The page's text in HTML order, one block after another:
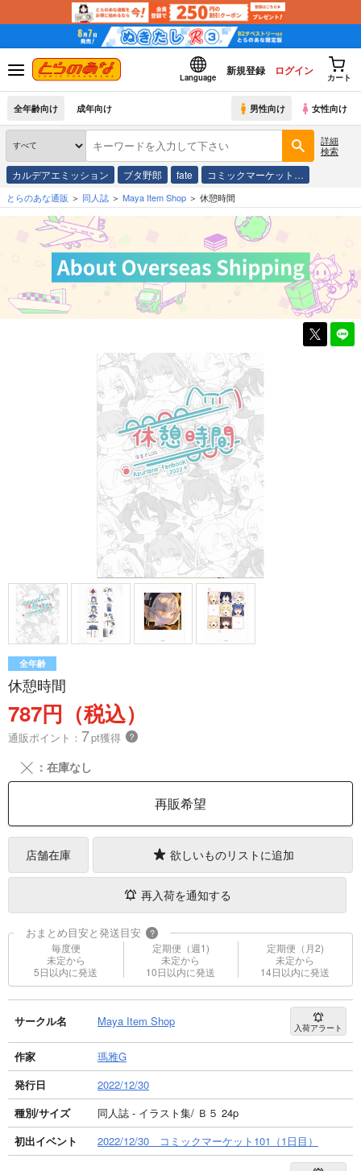
Language
新規登録 ログイン
カート
全年齢向け 成年向け 男性向け 女性向け
詳細
検索
カルデアエミッション ブタ野郎 fate コミックマーケット…
とらのあな通販 同人誌 Maya Item Shop 休憩時間
全年齢
休憩時間
787円（税込）
通販ポイント： 7pt獲得 ？
╳ ：在庫なし
再販希望
店舗在庫 欲しいものリストに追加
再入荷を通知する
おまとめ目安と発送目安 ?
毎度便
未定から
5日以内に発送
定期便（週1)
未定から
10日以内に発送
定期便（月2)
未定から
14日以内に発送
サークル名 Maya Item Shop 入荷アラート
作家
瑪雅G
発行日
2022/12/30
種別/サイズ
同人誌 - イラスト集/ Ｂ５ 24p
初出イベント
2022/12/30 コミックマーケット101（1日目）